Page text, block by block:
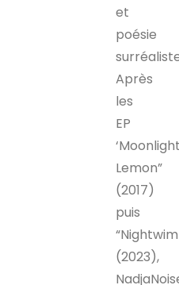
et
poésie
Après
les
EP
Lemon”
(2017)
puis
(2023),